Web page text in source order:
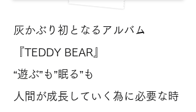
灰かぶり初となるアルバム
『TEDDY BEAR』
“遊ぶ”も”眠る”も
人間が成長していく為に必要な時